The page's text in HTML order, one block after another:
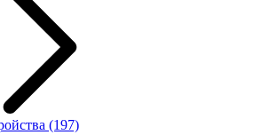
(197)